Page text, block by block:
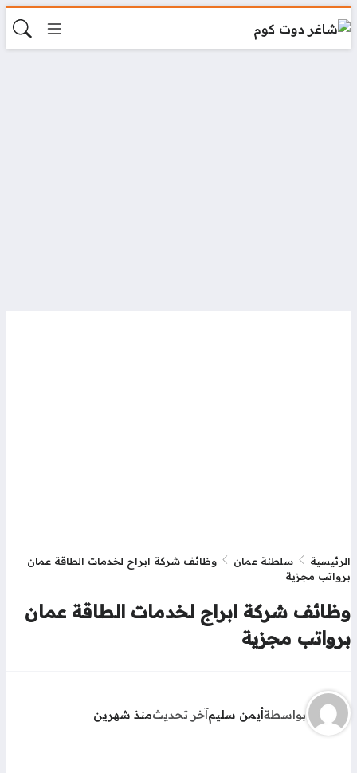
سلطنة عمان
وظائف شركة ابراج لخدمات الطاقة عمان
مجزية
شركة ابراج لخدمات الطاقة عمان
مجزية
بواسطةأيمن سليمآخر تحديثمنذ شهرين